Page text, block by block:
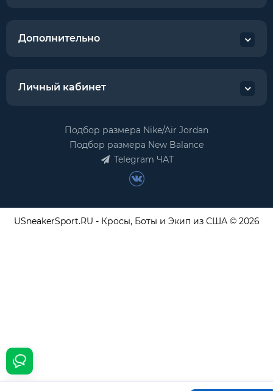
Дополнительно
Личный кабинет
Подбор размера Nike/Air Jordan
Подбор размера New Balance
Telegram ЧАТ
USneakerSport.RU - Кросы, Боты и Экип из США © 2026